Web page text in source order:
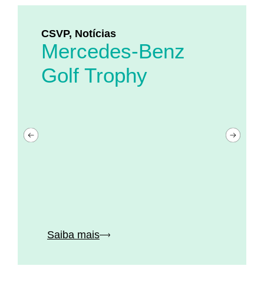
CSVP, Notícias
Mercedes-Benz
Golf Trophy
Saiba mais